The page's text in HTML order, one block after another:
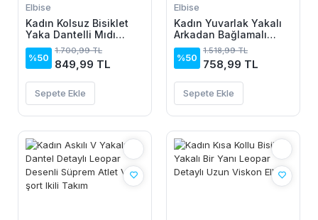
Elbise
Kadın Kolsuz Bisiklet
Yaka Dantelli Mıdı
Janjan Krep Elbise
%50
1.700,99 TL
849,99 TL
Sepete Ekle
Elbise
Kadın Yuvarlak Yakalı
Arkadan Bağlamalı
Düğme Detaylı
Asimetrik Kesim Detaylı
Kısa Viskon Elbise
%50
1.518,99 TL
758,99 TL
Sepete Ekle